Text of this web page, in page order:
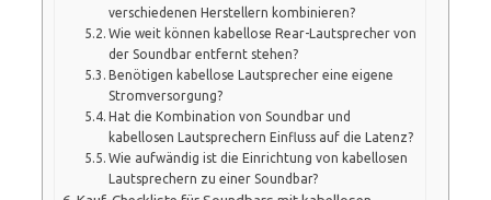
verschiedenen Herstellern kombinieren?
Wie weit können kabellose Rear-Lautsprecher von
der Soundbar entfernt stehen?
Benötigen kabellose Lautsprecher eine eigene
Stromversorgung?
Hat die Kombination von Soundbar und
kabellosen Lautsprechern Einfluss auf die Latenz?
Wie aufwändig ist die Einrichtung von kabellosen
Lautsprechern zu einer Soundbar?